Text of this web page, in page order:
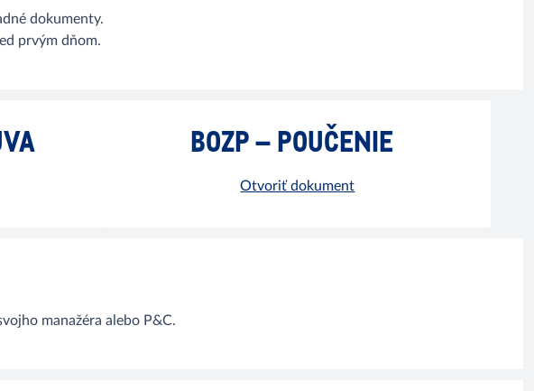
dokumenty.
prvým dňom.
BOZP – POUČENIE
Otvoriť dokument
manažéra alebo P&C.